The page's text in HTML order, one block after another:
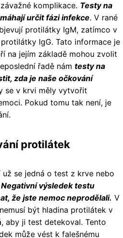
komplikace. Testy na
určit fázi infekce. V rané
protilátky IgM, zatímco v
IgG. Tato informace je
na jejím základě mohou zvolit
řadě nám testy na
zda je naše očkování
se v krvi měly vytvořit
Pokud tomu tak není, je
protilátek
se jedná o test z krve nebo
Negativní výsledek testu
že jste nemoc neprodělali. V
být hladina protilátek v
aby ji test detekoval. Tento
může vést k falešnému